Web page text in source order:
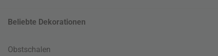
Beliebte Dekorationen
Obstschalen